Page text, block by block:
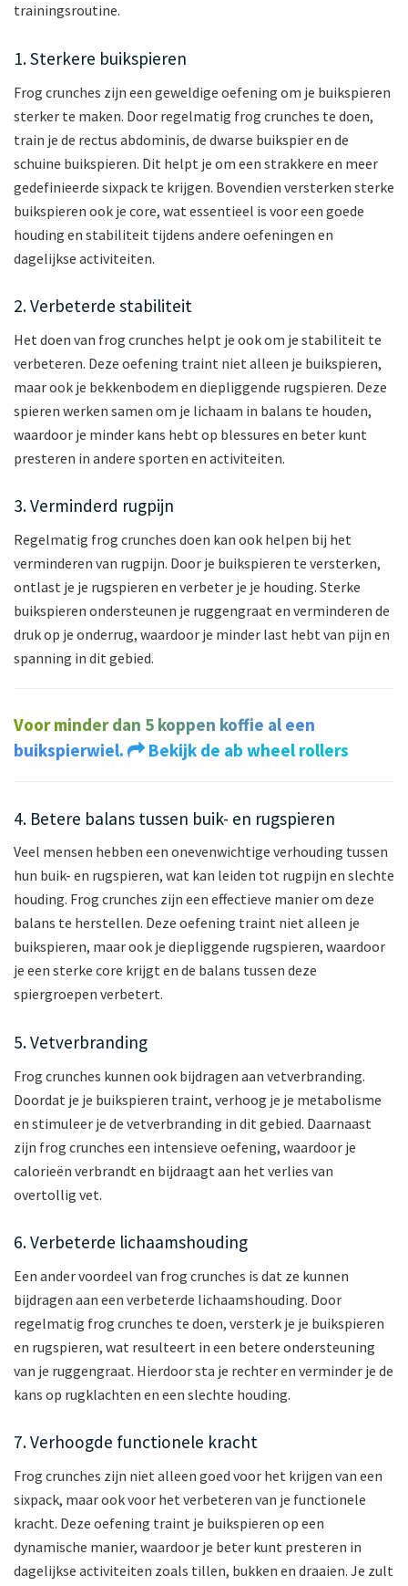
trainingsroutine.
1. Sterkere buikspieren
Frog crunches zijn een geweldige oefening om je buikspieren
sterker te maken. Door regelmatig frog crunches te doen,
train je de rectus abdominis, de dwarse buikspier en de
schuine buikspieren. Dit helpt je om een strakkere en meer
gedefinieerde sixpack te krijgen. Bovendien versterken sterke
buikspieren ook je core, wat essentieel is voor een goede
houding en stabiliteit tijdens andere oefeningen en
dagelijkse activiteiten.
2. Verbeterde stabiliteit
Het doen van frog crunches helpt je ook om je stabiliteit te
verbeteren. Deze oefening traint niet alleen je buikspieren,
maar ook je bekkenbodem en diepliggende rugspieren. Deze
spieren werken samen om je lichaam in balans te houden,
waardoor je minder kans hebt op blessures en beter kunt
presteren in andere sporten en activiteiten.
3. Verminderd rugpijn
Regelmatig frog crunches doen kan ook helpen bij het
verminderen van rugpijn. Door je buikspieren te versterken,
ontlast je je rugspieren en verbeter je je houding. Sterke
buikspieren ondersteunen je ruggengraat en verminderen de
druk op je onderrug, waardoor je minder last hebt van pijn en
spanning in dit gebied.
Voor minder dan 5 koppen koffie al een
buikspierwiel.
Bekijk de ab wheel rollers
4. Betere balans tussen buik- en rugspieren
Veel mensen hebben een onevenwichtige verhouding tussen
hun buik- en rugspieren, wat kan leiden tot rugpijn en slechte
houding. Frog crunches zijn een effectieve manier om deze
balans te herstellen. Deze oefening traint niet alleen je
buikspieren, maar ook je diepliggende rugspieren, waardoor
je een sterke core krijgt en de balans tussen deze
spiergroepen verbetert.
5. Vetverbranding
Frog crunches kunnen ook bijdragen aan vetverbranding.
Doordat je je buikspieren traint, verhoog je je metabolisme
en stimuleer je de vetverbranding in dit gebied. Daarnaast
zijn frog crunches een intensieve oefening, waardoor je
calorieën verbrandt en bijdraagt aan het verlies van
overtollig vet.
6. Verbeterde lichaamshouding
Een ander voordeel van frog crunches is dat ze kunnen
bijdragen aan een verbeterde lichaamshouding. Door
regelmatig frog crunches te doen, versterk je je buikspieren
en rugspieren, wat resulteert in een betere ondersteuning
van je ruggengraat. Hierdoor sta je rechter en verminder je de
kans op rugklachten en een slechte houding.
7. Verhoogde functionele kracht
Frog crunches zijn niet alleen goed voor het krijgen van een
sixpack, maar ook voor het verbeteren van je functionele
kracht. Deze oefening traint je buikspieren op een
dynamische manier, waardoor je beter kunt presteren in
dagelijkse activiteiten zoals tillen, bukken en draaien. Je zult